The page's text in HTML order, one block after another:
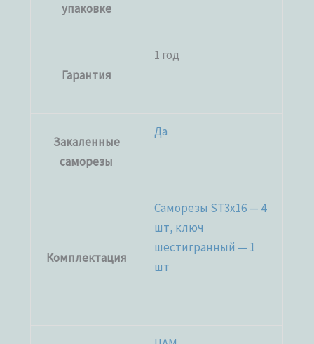
упаковке
Гарантия
1 год
Закаленные
саморезы
Да
Комплектация
Саморезы ST3x16 — 4
шт, ключ
шестигранный — 1
шт